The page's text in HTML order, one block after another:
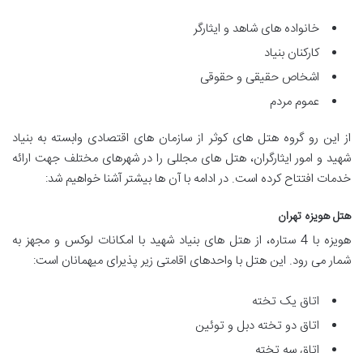
خانواده های شاهد و ایثارگر
کارکنان بنیاد
اشخاص حقیقی و حقوقی
عموم مردم
از این رو گروه هتل های کوثر از سازمان های اقتصادی وابسته به بنیاد
شهید و امور ایثارگران، هتل های مجللی را در شهرهای مختلف جهت ارائه
خدمات افتتاح کرده است. در ادامه با آن ها بیشتر آشنا خواهیم شد:
هتل هویزه تهران
هویزه با 4 ستاره، از هتل های بنیاد شهید با امکانات لوکس و مجهز به
شمار می رود. این هتل با واحدهای اقامتی زیر پذیرای میهمانان است:
اتاق یک تخته
اتاق دو تخته دبل و توئین